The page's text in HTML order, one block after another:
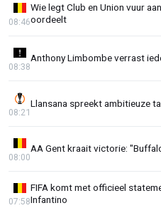
Wie legt Club en Union vuur
oordeelt
08:46
Anthony Limbombe verrast
08:38
Llansana spreekt ambitieuze
08:21
AA Gent kraait victorie:
08:00
FIFA komt met officieel
Infantino
07:58